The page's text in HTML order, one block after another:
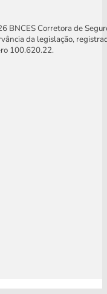
BNCES Corretora de
da legislação,
100.620.22.